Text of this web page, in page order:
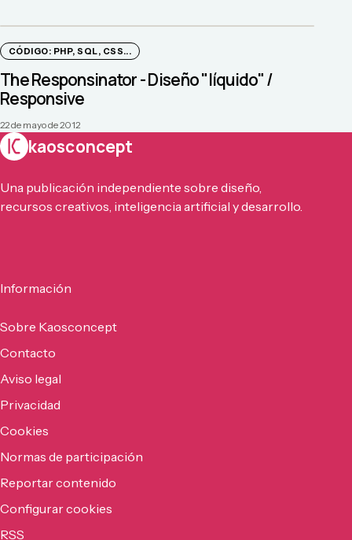
CÓDIGO: PHP, SQL, CSS...
The Responsinator - Diseño "líquido" /
Responsive
22 de mayo de 2012
kaosconcept
Una publicación independiente sobre diseño,
recursos creativos, inteligencia artificial y desarrollo.
Información
Sobre Kaosconcept
Contacto
Aviso legal
Privacidad
Cookies
Normas de participación
Reportar contenido
Configurar cookies
RSS